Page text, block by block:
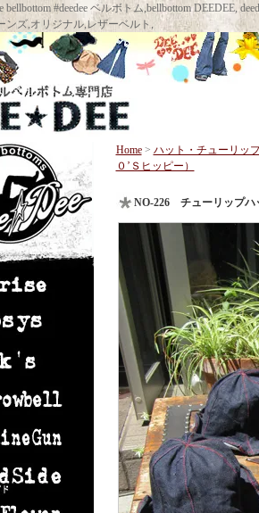
bellbottom #deedee ベルボトム,bellbottom
ンズ,オリジナル,レザーベルト,
Home> ハット・チューリッ
０’Ｓヒッピー）
NO-226 チューリップハ